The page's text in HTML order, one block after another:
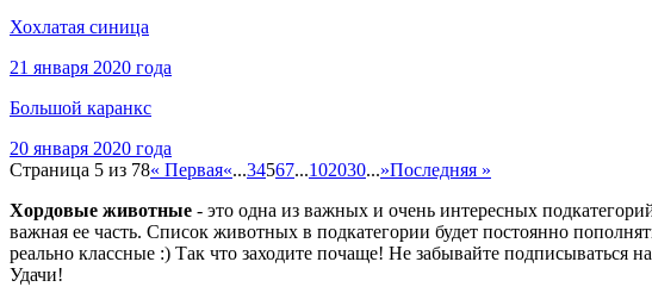
Хохлатая синица
21 января 2020 года
Большой каранкс
20 января 2020 года
Страница 5 из 78« Первая«...34567...102030...»Последняя »
Хордовые животные - это одна из важных и очень интересных
важная ее часть. Список животных в подкатегории будет постоянно
реально классные :) Так что заходите почаще! Не забывайте подписываться
Удачи!